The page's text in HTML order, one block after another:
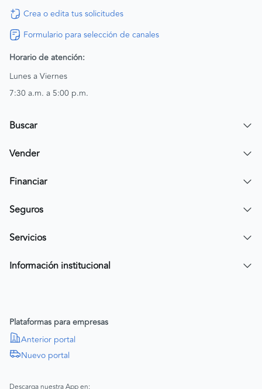
Crea o edita tus solicitudes
Formulario para selección de canales
Horario de atención:
Lunes a Viernes
7:30 a.m. a 5:00 p.m.
Buscar
Encuentra un carro
Vender
Publicar mi vehículo
Financiar
Simular crédito
Seguros
Compra tu SOAT
Servicios
Compra y Venta Segura
Información institucional
Política de Derechos Humanos
SAGRILAFT
Plataformas para empresas
Anterior portal
Nuevo portal